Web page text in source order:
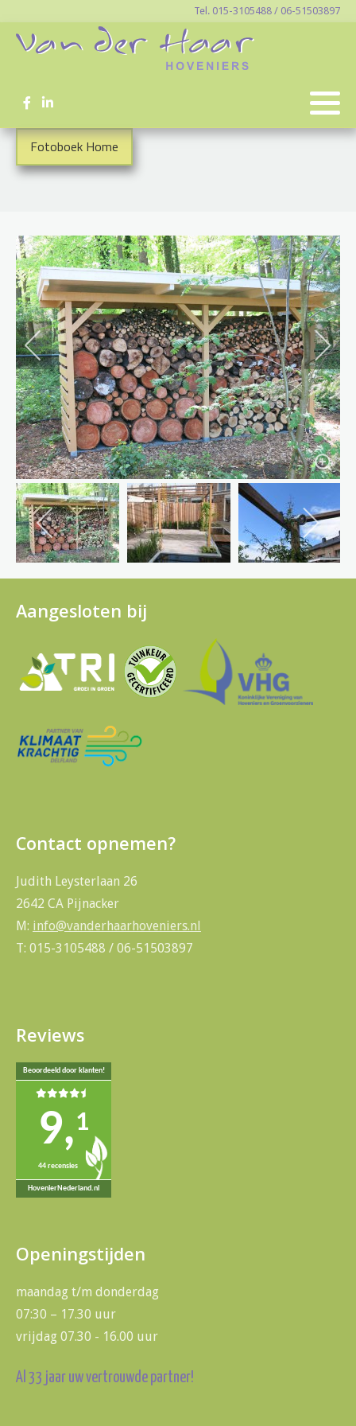
Tel. 015-3105488 / 06-51503897
Fotoboek Home
Aangesloten bij
Contact opnemen?
Judith Leysterlaan 26
2642 CA Pijnacker
M: info@vanderhaarhoveniers.nl
T: 015-3105488 / 06-51503897
Reviews
Beoordeeld door klanten!
9,1
44 recensies
HovenierNederland.nl
Openingstijden
maandag t/m donderdag
07:30 – 17.30 uur
vrijdag 07.30 - 16.00 uur
Al 33 jaar uw vertrouwde partner!